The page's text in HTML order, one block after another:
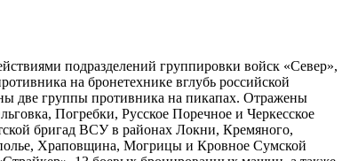
подразделений группировки войск «Север»,
на бронетехнике вглубь российской
две группы противника на пикапах. Отражены
Погребки, Русское Поречное и Черкесское
бригад ВСУ в районах Локни, Кремяного,
Храповщина, Могрицы и Кровное Сумской